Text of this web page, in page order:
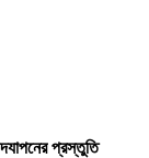
প্রস্তুতি